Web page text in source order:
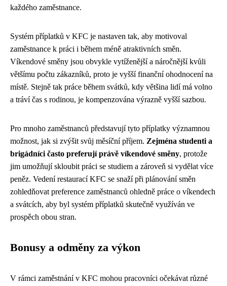
každého zaměstnance.
Systém příplatků v KFC je nastaven tak, aby motivoval
zaměstnance k práci i během méně atraktivních směn.
Víkendové směny jsou obvykle vytíženější a náročnější kvůli
většímu počtu zákazníků, proto je vyšší finanční ohodnocení na
místě. Stejně tak práce během svátků, kdy většina lidí má volno
a tráví čas s rodinou, je kompenzována výrazně vyšší sazbou.
Pro mnoho zaměstnanců představují tyto příplatky významnou
možnost, jak si zvýšit svůj měsíční příjem. Zejména studenti a
brigádníci často preferují právě víkendové směny, protože
jim umožňují skloubit práci se studiem a zároveň si vydělat více
peněz. Vedení restaurací KFC se snaží při plánování směn
zohledňovat preference zaměstnanců ohledně práce o víkendech
a svátcích, aby byl systém příplatků skutečně využíván ve
prospěch obou stran.
Bonusy a odměny za výkon
V rámci zaměstnání v KFC mohou pracovníci očekávat různé